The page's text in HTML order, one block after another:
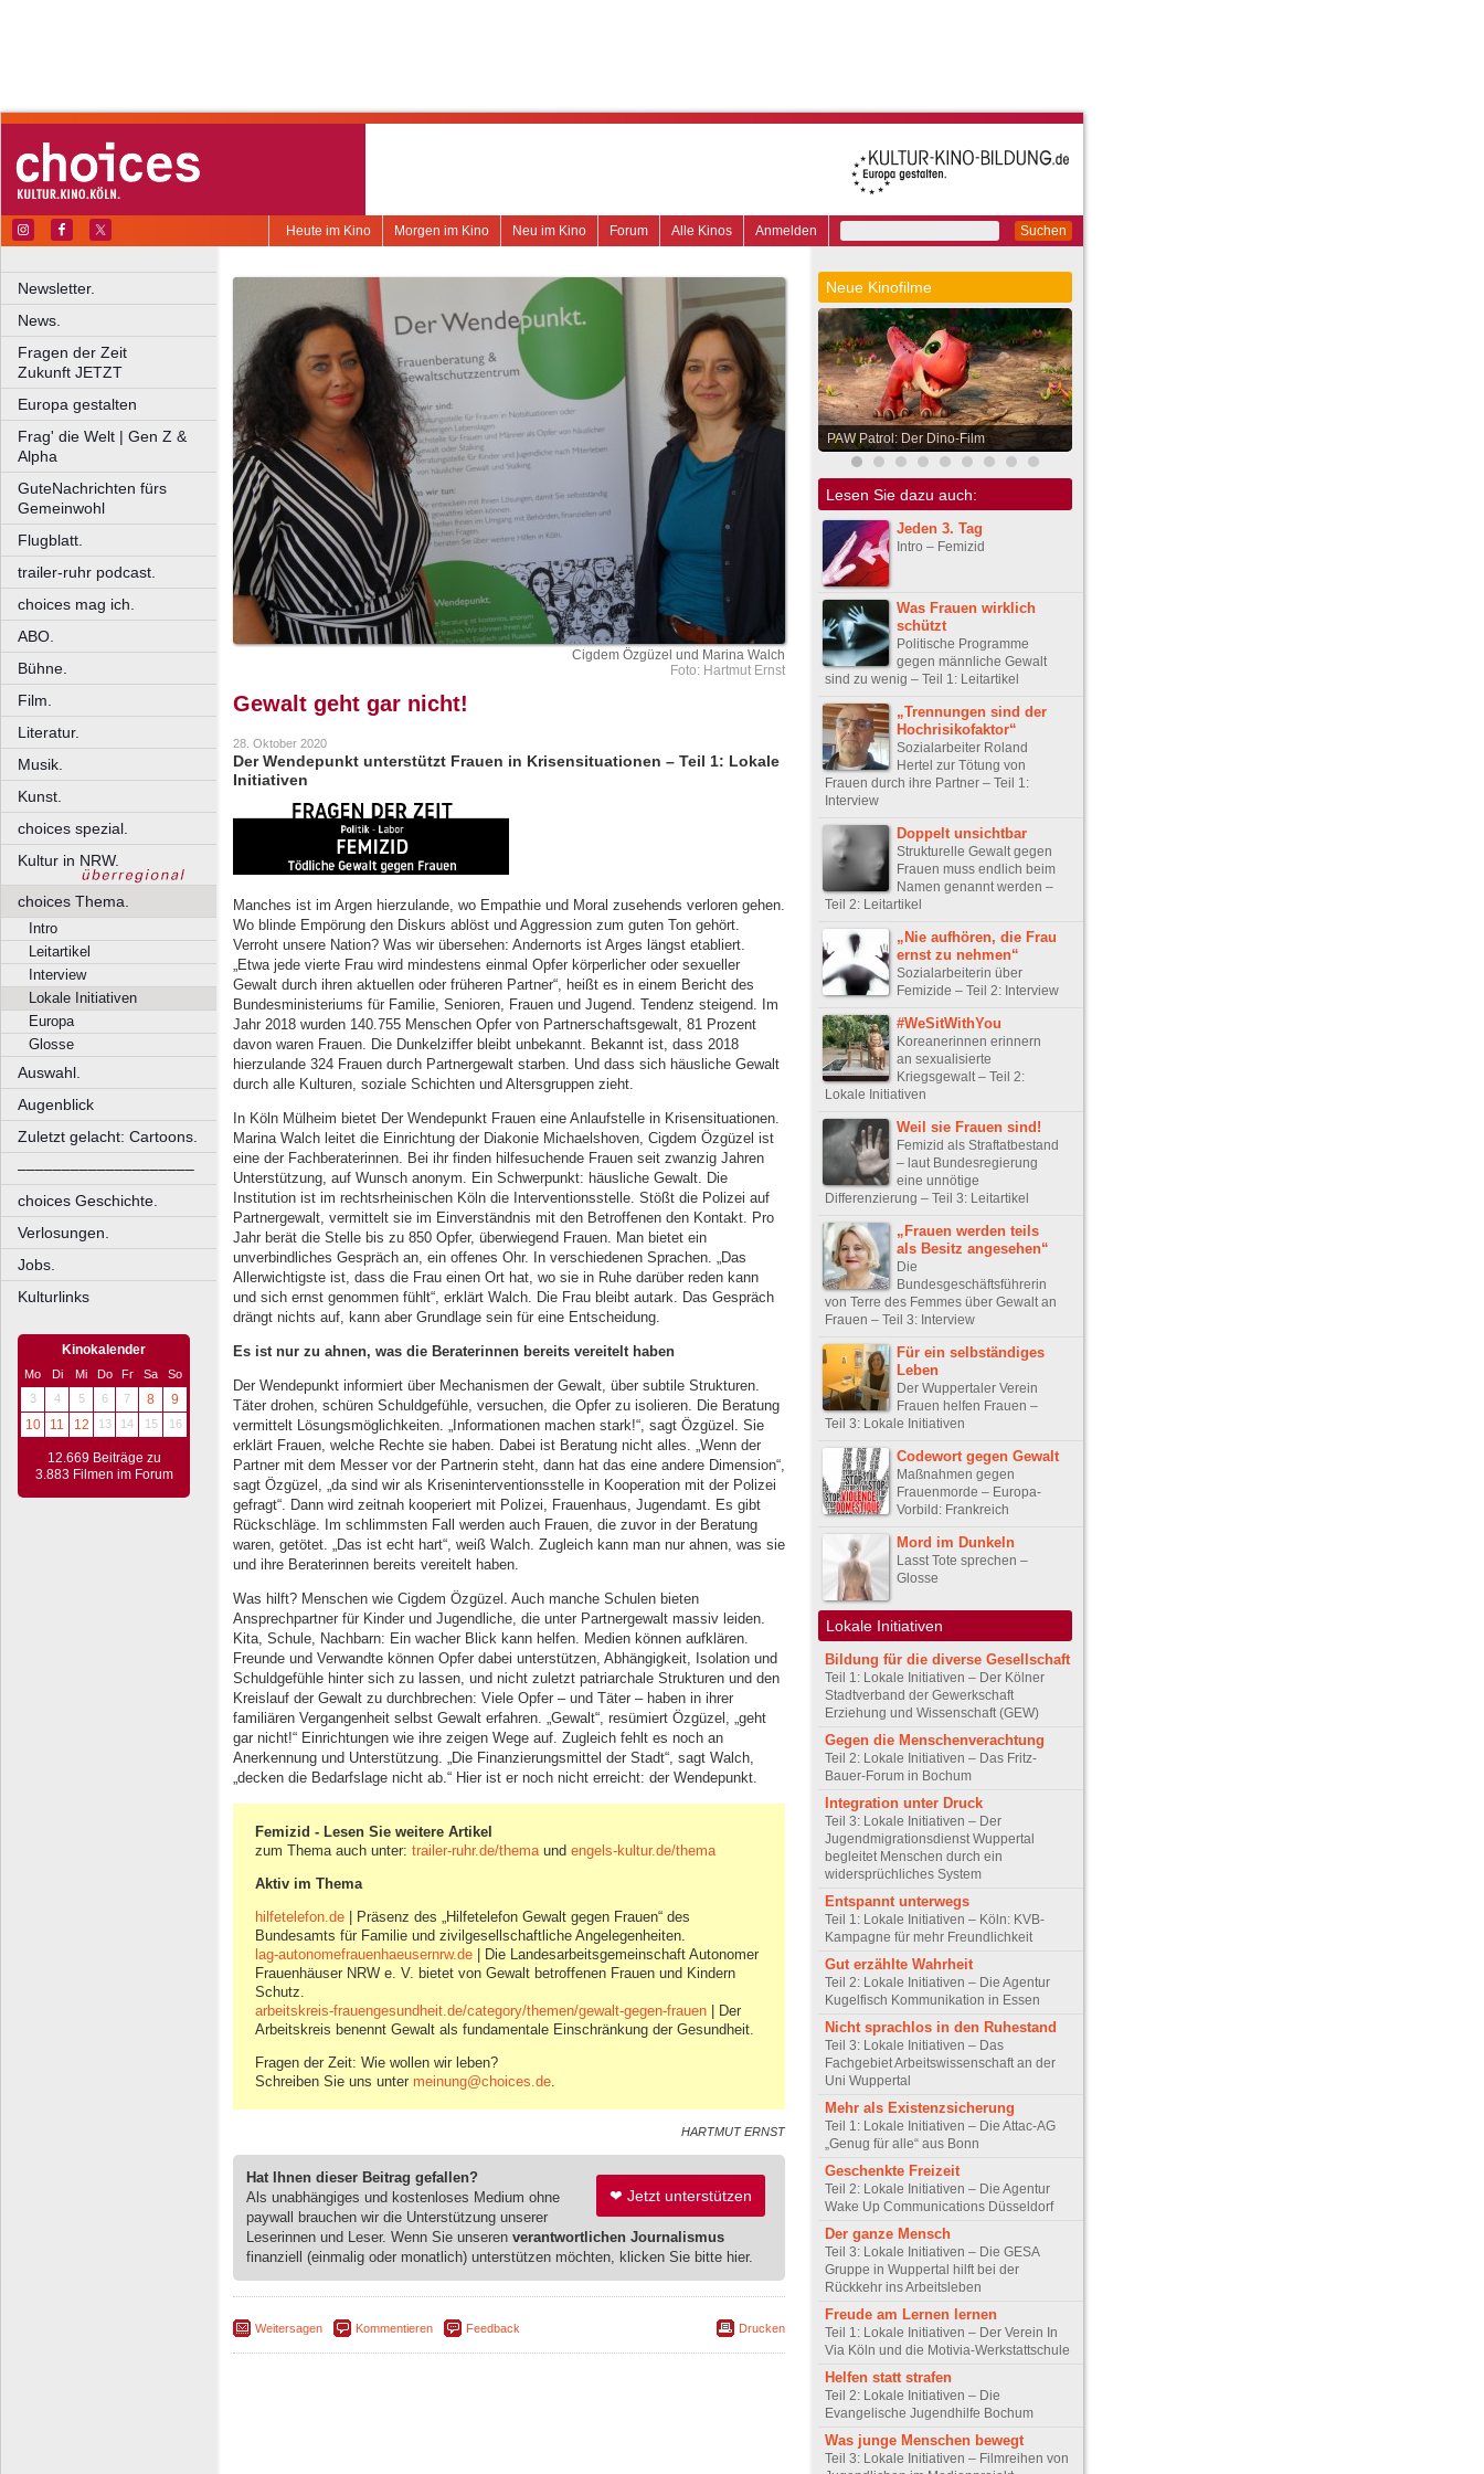
Suchen
Anmelden
Alle Kinos
Forum
Neu im Kino
Morgen im Kino
Heute im Kino
Newsletter.
News.
Fragen der Zeit
Zukunft JETZT
Europa gestalten
Frag' die Welt | Gen Z &
Alpha
GuteNachrichten fürs
Gemeinwohl
Flugblatt.
trailer-ruhr podcast.
choices mag ich.
ABO.
Bühne.
Film.
Literatur.
Musik.
Kunst.
choices spezial.
Kultur in NRW.
choices Thema.
Intro
Leitartikel
Interview
Lokale Initiativen
Europa
Glosse
Auswahl.
Augenblick
Zuletzt gelacht: Cartoons.
––––––––––––––––––––
choices Geschichte.
Verlosungen.
Jobs.
Kulturlinks
Kinokalender
Mo Di Mi Do Fr Sa
So
3
4 5 6 7 8
9
10
11 12 13 14 15 16
12.669 Beiträge zu
3.883 Filmen im Forum
Cigdem Özgüzel und Marina Walch
Foto: Hartmut Ernst
Gewalt geht gar nicht!
28. Oktober 2020
Der Wendepunkt unterstützt Frauen in Krisensituationen – Teil 1: Lokale
Initiativen
Manches ist im Argen hierzulande, wo Empathie und Moral zusehends verloren gehen.
Wo blinde Empörung den Diskurs ablöst und Aggression zum guten Ton gehört.
Verroht unsere Nation? Was wir übersehen: Andernorts ist Arges längst etabliert.
„Etwa jede vierte Frau wird mindestens einmal Opfer körperlicher oder sexueller
Gewalt durch ihren aktuellen oder früheren Partner“, heißt es in einem Bericht des
Bundesministeriums für Familie, Senioren, Frauen und Jugend. Tendenz steigend. Im
Jahr 2018 wurden 140.755 Menschen Opfer von Partnerschaftsgewalt, 81 Prozent
davon waren Frauen. Die Dunkelziffer bleibt unbekannt. Bekannt ist, dass 2018
hierzulande 324 Frauen durch Partnergewalt starben. Und dass sich häusliche Gewalt
durch alle Kulturen, soziale Schichten und Altersgruppen zieht.
In Köln Mülheim bietet Der Wendepunkt Frauen eine Anlaufstelle in Krisensituationen.
Marina Walch leitet die Einrichtung der Diakonie Michaelshoven, Cigdem Özgüzel ist
eine der Fachberaterinnen. Bei ihr finden hilfesuchende Frauen seit zwanzig Jahren
Unterstützung, auf Wunsch anonym. Ein Schwerpunkt: häusliche Gewalt. Die
Institution ist im rechtsrheinischen Köln die Interventionsstelle. Stößt die Polizei auf
Partnergewalt, vermittelt sie im Einverständnis mit den Betroffenen den Kontakt. Pro
Jahr berät die Stelle bis zu 850 Opfer, überwiegend Frauen. Man bietet ein
unverbindliches Gespräch an, ein offenes Ohr. In verschiedenen Sprachen. „Das
Allerwichtigste ist, dass die Frau einen Ort hat, wo sie in Ruhe darüber reden kann
und sich ernst genommen fühlt“, erklärt Walch. Die Frau bleibt autark. Das Gespräch
drängt nichts auf, kann aber Grundlage sein für eine Entscheidung.
Es ist nur zu ahnen, was die Beraterinnen bereits vereitelt haben
Der Wendepunkt informiert über Mechanismen der Gewalt, über subtile Strukturen.
Täter drohen, schüren Schuldgefühle, versuchen, die Opfer zu isolieren. Die Beratung
vermittelt Lösungsmöglichkeiten. „Informationen machen stark!“, sagt Özgüzel. Sie
erklärt Frauen, welche Rechte sie haben. Dabei ist Beratung nicht alles. „Wenn der
Partner mit dem Messer vor der Partnerin steht, dann hat das eine andere Dimension“,
sagt Özgüzel, „da sind wir als Kriseninterventionsstelle in Kooperation mit der Polizei
gefragt“. Dann wird zeitnah kooperiert mit Polizei, Frauenhaus, Jugendamt. Es gibt
Rückschläge. Im schlimmsten Fall werden auch Frauen, die zuvor in der Beratung
waren, getötet. „Das ist echt hart“, weiß Walch. Zugleich kann man nur ahnen, was sie
und ihre Beraterinnen bereits vereitelt haben.
Was hilft? Menschen wie Cigdem Özgüzel. Auch manche Schulen bieten
Ansprechpartner für Kinder und Jugendliche, die unter Partnergewalt massiv leiden.
Kita, Schule, Nachbarn: Ein wacher Blick kann helfen. Medien können aufklären.
Freunde und Verwandte können Opfer dabei unterstützen, Abhängigkeit, Isolation und
Schuldgefühle hinter sich zu lassen, und nicht zuletzt patriarchale Strukturen und den
Kreislauf der Gewalt zu durchbrechen: Viele Opfer – und Täter – haben in ihrer
familiären Vergangenheit selbst Gewalt erfahren. „Gewalt“, resümiert Özgüzel, „geht
gar nicht!“ Einrichtungen wie ihre zeigen Wege auf. Zugleich fehlt es noch an
Anerkennung und Unterstützung. „Die Finanzierungsmittel der Stadt“, sagt Walch,
„decken die Bedarfslage nicht ab.“ Hier ist er noch nicht erreicht: der Wendepunkt.
Femizid - Lesen Sie weitere Artikel
zum Thema auch unter: trailer-ruhr.de/thema und engels-kultur.de/thema
Aktiv im Thema
hilfetelefon.de | Präsenz des „Hilfetelefon Gewalt gegen Frauen“ des
Bundesamts für Familie und zivilgesellschaftliche Angelegenheiten.
lag-autonomefrauenhaeusernrw.de | Die Landesarbeitsgemeinschaft Autonomer
Frauenhäuser NRW e. V. bietet von Gewalt betroffenen Frauen und Kindern
Schutz.
arbeitskreis-frauengesundheit.de/category/themen/gewalt-gegen-frauen | Der
Arbeitskreis benennt Gewalt als fundamentale Einschränkung der Gesundheit.
Fragen der Zeit: Wie wollen wir leben?
Schreiben Sie uns unter meinung@choices.de.
HARTMUT ERNST
❤ Jetzt unterstützen
Hat Ihnen dieser Beitrag gefallen?
Als unabhängiges und kostenloses Medium ohne
paywall brauchen wir die Unterstützung unserer
Leserinnen und Leser. Wenn Sie unseren verantwortlichen Journalismus
finanziell (einmalig oder monatlich) unterstützen möchten, klicken Sie bitte hier.
Weitersagen Kommentieren Feedback Drucken
Neue Kinofilme
PAW Patrol: Der Dino-Film
Lesen Sie dazu auch:
Jeden 3. Tag
Intro – Femizid
Was Frauen wirklich
schützt
Politische Programme
gegen männliche Gewalt
sind zu wenig – Teil 1: Leitartikel
„Trennungen sind der
Hochrisikofaktor“
Sozialarbeiter Roland
Hertel zur Tötung von
Frauen durch ihre Partner – Teil 1:
Interview
Doppelt unsichtbar
Strukturelle Gewalt gegen
Frauen muss endlich beim
Namen genannt werden –
Teil 2: Leitartikel
„Nie aufhören, die Frau
ernst zu nehmen“
Sozialarbeiterin über
Femizide – Teil 2: Interview
#WeSitWithYou
Koreanerinnen erinnern
an sexualisierte
Kriegsgewalt – Teil 2:
Lokale Initiativen
Weil sie Frauen sind!
Femizid als Straftatbestand
– laut Bundesregierung
eine unnötige
Differenzierung – Teil 3: Leitartikel
„Frauen werden teils
als Besitz angesehen“
Die
Bundesgeschäftsführerin
von Terre des Femmes über Gewalt an
Frauen – Teil 3: Interview
Für ein selbständiges
Leben
Der Wuppertaler Verein
Frauen helfen Frauen –
Teil 3: Lokale Initiativen
Codewort gegen Gewalt
Maßnahmen gegen
Frauenmorde – Europa-
Vorbild: Frankreich
Mord im Dunkeln
Lasst Tote sprechen –
Glosse
Lokale Initiativen
Bildung für die diverse Gesellschaft
Teil 1: Lokale Initiativen – Der Kölner
Stadtverband der Gewerkschaft
Erziehung und Wissenschaft (GEW)
Gegen die Menschenverachtung
Teil 2: Lokale Initiativen – Das Fritz-
Bauer-Forum in Bochum
Integration unter Druck
Teil 3: Lokale Initiativen – Der
Jugendmigrationsdienst Wuppertal
begleitet Menschen durch ein
widersprüchliches System
Entspannt unterwegs
Teil 1: Lokale Initiativen – Köln: KVB-
Kampagne für mehr Freundlichkeit
Gut erzählte Wahrheit
Teil 2: Lokale Initiativen – Die Agentur
Kugelfisch Kommunikation in Essen
Nicht sprachlos in den Ruhestand
Teil 3: Lokale Initiativen – Das
Fachgebiet Arbeitswissenschaft an der
Uni Wuppertal
Mehr als Existenzsicherung
Teil 1: Lokale Initiativen – Die Attac-AG
„Genug für alle“ aus Bonn
Geschenkte Freizeit
Teil 2: Lokale Initiativen – Die Agentur
Wake Up Communications Düsseldorf
Der ganze Mensch
Teil 3: Lokale Initiativen – Die GESA
Gruppe in Wuppertal hilft bei der
Rückkehr ins Arbeitsleben
Freude am Lernen lernen
Teil 1: Lokale Initiativen – Der Verein In
Via Köln und die Motivia-Werkstattschule
Helfen statt strafen
Teil 2: Lokale Initiativen – Die
Evangelische Jugendhilfe Bochum
Was junge Menschen bewegt
Teil 3: Lokale Initiativen – Filmreihen von